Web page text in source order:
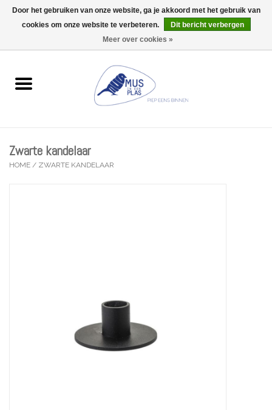
0 Artikelen - €0,00
Wenskaarten
Lifestyle
Zwarte kandelaar
HOME / ZWARTE KANDELAAR
Door het gebruiken van onze website, ga je akkoord met het gebruik van
cookies om onze website te verbeteren.
Dit bericht verbergen
Meer over cookies »
Wij zijn uitzonderlijk gesloten op Do 13/08